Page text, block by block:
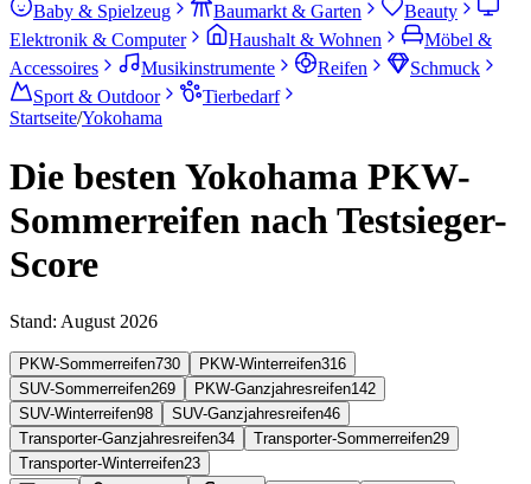
Baby & Spielzeug Baumarkt & Garten
Beauty
Elektronik & Computer
Haushalt & Wohnen
Möbel &
Accessoires
Musikinstrumente Reifen
Schmuck
Sport & Outdoor
Tierbedarf
Startseite/Yokohama
Die besten Yokohama PKW-
Sommerreifen nach Testsieger-
Score
Stand: August 2026
PKW-Sommerreifen730 PKW-Winterreifen316
SUV-Sommerreifen269 PKW-Ganzjahresreifen142
SUV-Winterreifen98 SUV-Ganzjahresreifen46
Transporter-Ganzjahresreifen34 Transporter-Sommerreifen29
Transporter-Winterreifen23